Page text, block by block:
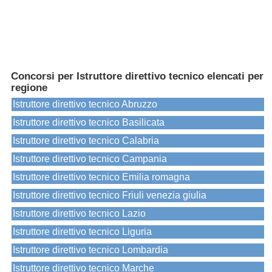
Concorsi per Istruttore direttivo tecnico elencati per
regione
Istruttore direttivo tecnico Abruzzo
Istruttore direttivo tecnico Basilicata
Istruttore direttivo tecnico Calabria
Istruttore direttivo tecnico Campania
Istruttore direttivo tecnico Emilia romagna
Istruttore direttivo tecnico Friuli venezia giulia
Istruttore direttivo tecnico Lazio
Istruttore direttivo tecnico Liguria
Istruttore direttivo tecnico Lombardia
Istruttore direttivo tecnico Marche